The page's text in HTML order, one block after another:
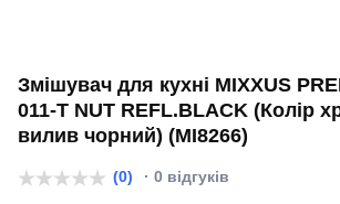
Змішувач для кухні MIXXUS
011-T NUT REFL.BLACK (Колір
вилив чорний) (MI8266)
(0) · 0 відгуків